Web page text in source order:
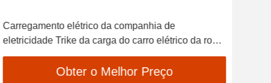
Carregamento elétrico da companhia de
eletricidade Trike da carga do carro elétrico da roda
do caminhão três
Obter o Melhor Preço